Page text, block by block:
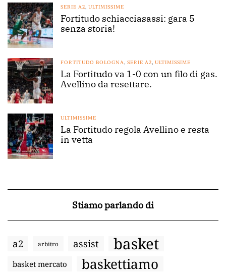
SERIE A2, ULTIMISSIME
Fortitudo schiacciasassi: gara 5
senza storia!
FORTITUDO BOLOGNA, SERIE A2, ULTIMISSIME
La Fortitudo va 1-0 con un filo di gas.
Avellino da resettare.
ULTIMISSIME
La Fortitudo regola Avellino e resta
in vetta
Stiamo parlando di
a2 arbitro assist basket
basket mercato baskettiamo